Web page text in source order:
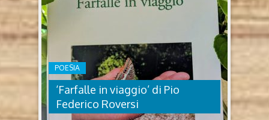
POESIA
‘Farfalle in viaggio’ di Pio
Federico Roversi